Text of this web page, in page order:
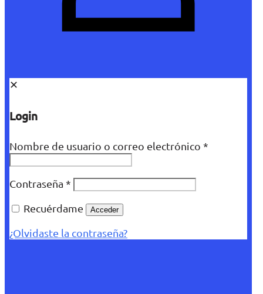
✕
Login
Nombre de usuario o correo electrónico *
Contraseña *
Recuérdame
Acceder
¿Olvidaste la contraseña?